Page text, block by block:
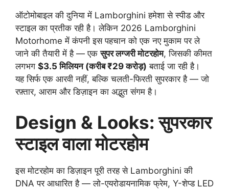
ऑटोमोबाइल की दुनिया में Lamborghini हमेशा से स्पीड और
स्टाइल का प्रतीक रही है। लेकिन 2026 Lamborghini
Motorhome में कंपनी इस पहचान को एक नए मुकाम पर ले
जाने की तैयारी में है — एकसुपर लग्जरी मोटरहोम, जिसकी कीमत
लगभग $3.5 मिलियन (करीब ₹29 करोड़) बताई जा रही है।
यह सिर्फ एक आरवी नहीं, बल्कि चलती-फिरती सुपरकार है — जो
रफ़्तार, आराम और डिज़ाइन का अद्भुत संगम है।
Design & Looks: सुपरकार
स्टाइल वाला मोटरहोम
इस मोटरहोम का डिज़ाइन पूरी तरह से Lamborghini की
DNA पर आधारित है — लो-एयरोडायनामिक फ्रेम, Y-शेप्ड LED